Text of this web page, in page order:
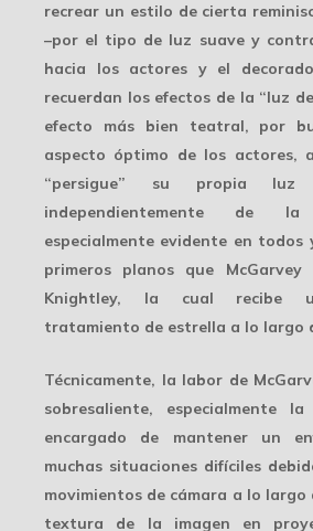
recrear un estilo de cierta
–por el tipo de luz suave y
hacia los actores y el
recuerdan los efectos de la “luz
efecto más bien teatral, por
aspecto óptimo de los actores,
“persigue” su propia luz
independientemente de
especialmente evidente en todos
primeros planos que McGarvey
Knightley, la cual recibe
tratamiento de estrella a lo largo
Técnicamente, la labor de
sobresaliente, especialmente
encargado de mantener un
muchas situaciones difíciles
movimientos de cámara a lo largo
textura de la imagen en